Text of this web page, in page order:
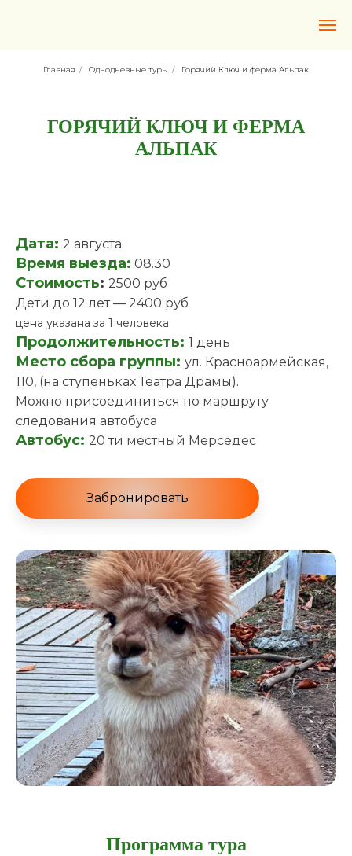
Главная / Однодневные туры / Горячий Ключ и ферма Альпак
ГОРЯЧИЙ КЛЮЧ И ФЕРМА
АЛЬПАК
Дата: 2 августа
Время выезда: 08.30
Стоимость: 2500 руб
Дети до 12 лет — 2400 руб
цена указана за 1 человека
Продолжительность: 1 день
Место сбора группы: ул. Красноармейская,
110, (на ступеньках Театра Драмы).
Можно присоединиться по маршруту
следования автобуса
Автобус: 20 ти местный Мерседес
Забронировать
Программа тура